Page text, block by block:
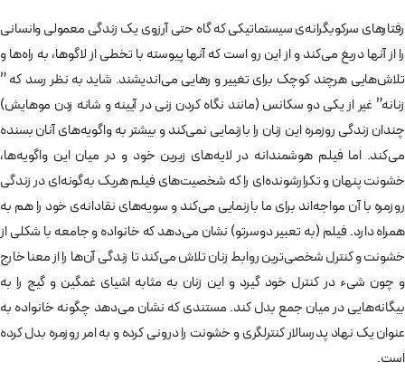
رفتارهای سرکوبگرانه‌ی سیستماتیکی که گاه حتی آرزوی یک زندگی معمولی وانسانی
را از آنها دریغ می‌کند و از این رو است که آنها پیوسته با تخطی از لاگوها، به راه‌ها و
تلاش‌هایی هرچند کوچک برای تغییر و رهایی می‌اندیشند. شاید به نظر رسد که ”
زنانه” غیر از یکی دو سکانس (مانند نگاه کردن زنی در آیینه و شانه زدن موهایش)
چندان زندگی روزمره این زنان را بازنمایی نمی‌کند و بیشتر به واگویه‌های آنان بسنده
می‌کند. اما فیلم هوشمندانه در لایه‌های زیرین خود و در میان این واگویه‌ها،
خشونت پنهان و تکرارشونده‌ای را که شخصیت‌های فیلم هریک به‌گونه‌ای در زندگی
روزمره با آن مواجه‌اند برای ما بازنمایی می‌کند و سویه‌های نقادانه‌ی خود را هم به
همراه دارد. فیلم (به تعبیر دوسرتو) نشان می‌دهد که خانواده و جامعه با شکلی از
خشونت و کنترل شخصی‌ترین روابط زنان تلاش می‌کند تا زندگی آن‌ها را از معنا خارج
و چون شیء در کنترل خود گیرد و این زنان به مثابه‌ اشیای غمگین و گیج را به
بیگانه‌هایی در میان جمع بدل کند. مستندی که نشان می‌دهد چگونه خانواده به
عنوان یک نهاد پدرسالار کنترلگری و خشونت را درونی کرده و به امر روزمره بدل کرده
است.